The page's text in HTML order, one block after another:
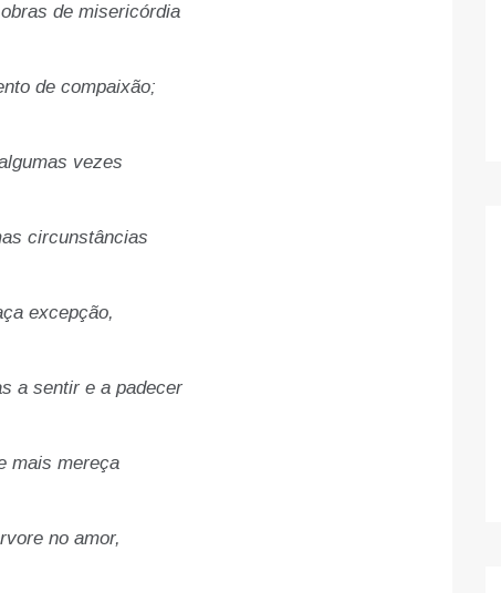
de misericórdia
de compaixão;
vezes
circunstâncias
excepção,
a sentir e a padecer
mais mereça
no amor,